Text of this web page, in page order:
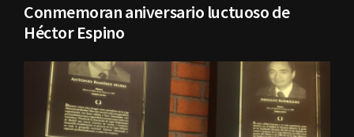
Conmemoran aniversario luctuoso de
Héctor Espino